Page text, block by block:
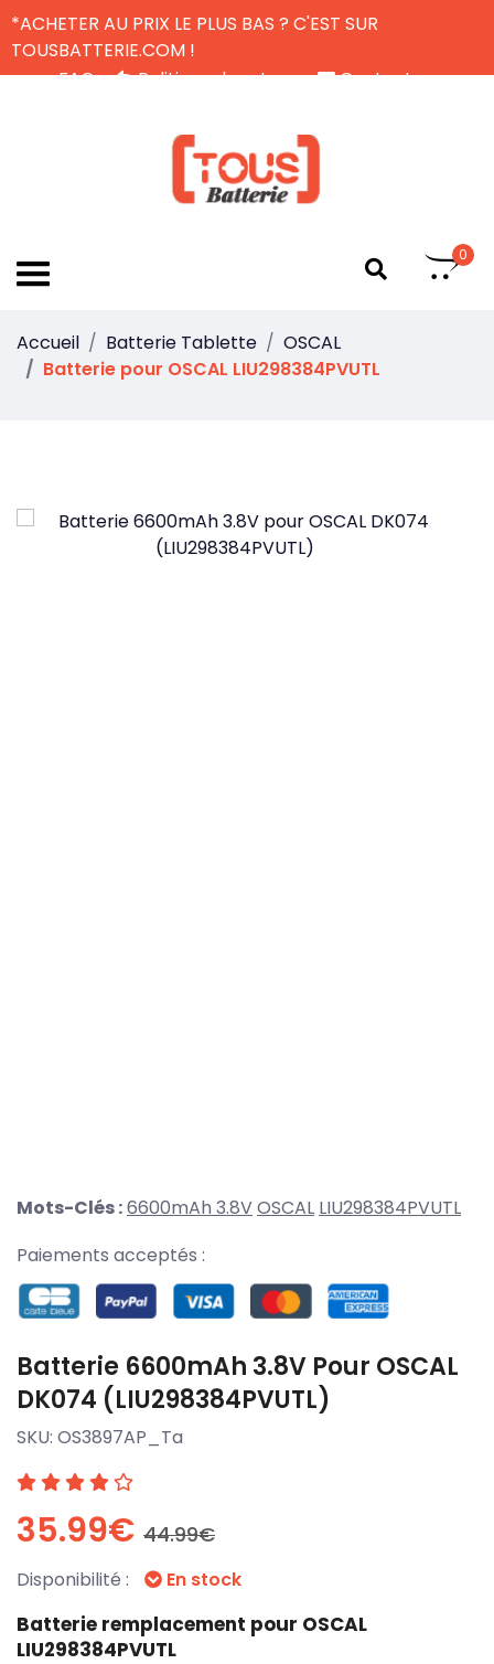
*ACHETER AU PRIX LE PLUS BAS ? C'EST SUR
TOUSBATTERIE.COM !
FAQ
Politique de retour
Contactez-nous
0
Accueil Batterie Tablette
OSCAL
Batterie pour OSCAL LIU298384PVUTL
Mots-Clés :6600mAh 3.8VOSCAL LIU298384PVUTL
Paiements acceptés :
Batterie 6600mAh 3.8V Pour OSCAL
DK074 (LIU298384PVUTL)
SKU: OS3897AP_Ta
35.99€ 44.99€
Disponibilité : En stock
Batterie remplacement pour OSCAL
LIU298384PVUTL